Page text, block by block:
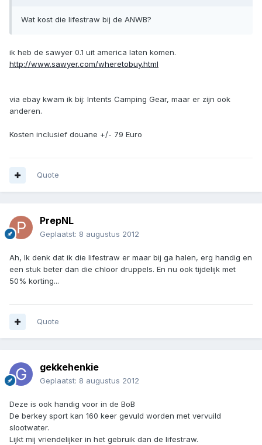
Wat kost die lifestraw bij de ANWB?
ik heb de sawyer 0.1 uit america laten komen.
http://www.sawyer.com/wheretobuy.html
via ebay kwam ik bij: Intents Camping Gear, maar er zijn ook
anderen.
Kosten inclusief douane +/- 79 Euro
Quote
PrepNL
Geplaatst: 8 augustus 2012
Ah, Ik denk dat ik die lifestraw er maar bij ga halen, erg handig en
een stuk beter dan die chloor druppels. En nu ook tijdelijk met
50% korting...
Quote
gekkehenkie
Geplaatst: 8 augustus 2012
Deze is ook handig voor in de BoB
De berkey sport kan 160 keer gevuld worden met vervuild
slootwater.
Lijkt mij vriendelijker in het gebruik dan de lifestraw.